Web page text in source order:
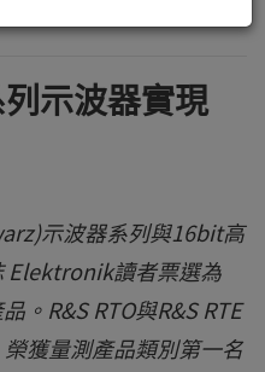
列示波器實現
示波器系列與16bit高
Elektronik讀者票選為
。R&S RTO與R&S RTE
獲量測產品類別第一名